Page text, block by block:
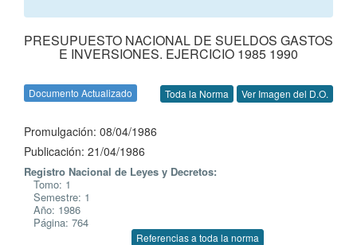
PRESUPUESTO NACIONAL DE SUELDOS GASTOS
E INVERSIONES. EJERCICIO 1985 1990
Documento Actualizado Toda la Norma Ver Imagen del D.O.
Promulgación: 08/04/1986
Publicación: 21/04/1986
Registro Nacional de Leyes y Decretos:
Tomo: 1
Semestre: 1
Año: 1986
Página: 764
Referencias a toda la norma